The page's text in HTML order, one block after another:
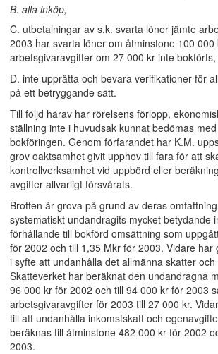
B. alla inköp,
C. utbetalningar av s.k. svarta löner jämte
2003 har svarta löner om åtminstone 100 000
arbetsgivaravgifter om 27 000 kr inte
D. inte upprätta och bevara verifikationer för
på ett betryggande sätt.
Till följd härav har rörelsens förlopp,
ställning inte i huvudsak kunnat bedömas
bokföringen. Genom förfarandet har K.M.
grov oaktsamhet givit upphov till fara för att
kontrollverksamhet vid uppbörd eller
avgifter allvarligt försvårats.
Brotten är grova på grund av deras
systematiskt undandragits mycket betydande
förhållande till bokförd omsättning som
för 2002 och till 1,35 Mkr för 2003. Vidare har
i syfte att undanhålla det allmänna skatter och
Skatteverket har beräknat den undandragna
96 000 kr för 2002 och till 94 000 kr för 2003
arbetsgivaravgifter för 2003 till 27 000 kr.
till att undanhålla inkomstskatt och
beräknas till åtminstone 482 000 kr för 2002
2003.